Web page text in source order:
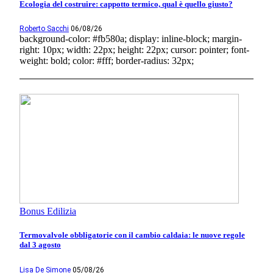
Ecologia del costruire: cappotto termico, qual è quello giusto?
Roberto Sacchi 06/08/26
background-color: #fb580a; display: inline-block; margin-
right: 10px; width: 22px; height: 22px; cursor: pointer; font-
weight: bold; color: #fff; border-radius: 32px;
Bonus Edilizia
Termovalvole obbligatorie con il cambio caldaia: le nuove regole
dal 3 agosto
Lisa De Simone 05/08/26